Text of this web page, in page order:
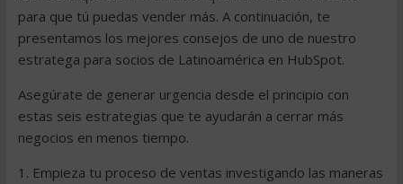
para que tú puedas vender más. A continuación, te
presentamos los mejores consejos de uno de nuestro
estratega para socios de Latinoamérica en HubSpot.
Asegúrate de generar urgencia desde el principio con
estas seis estrategias que te ayudarán a cerrar más
negocios en menos tiempo.
1. Empieza tu proceso de ventas investigando las maneras